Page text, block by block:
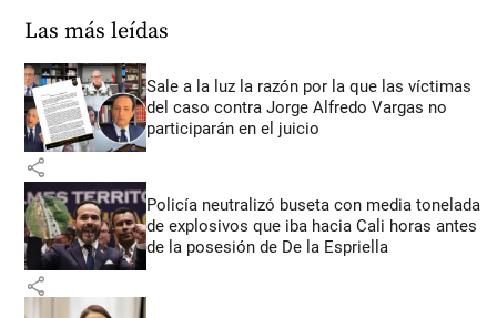
Las más leídas
Sale a la luz la razón por la que las víctimas
del caso contra Jorge Alfredo Vargas no
participarán en el juicio
share
Policía neutralizó buseta con media tonelada
de explosivos que iba hacia Cali horas antes
de la posesión de De la Espriella
share